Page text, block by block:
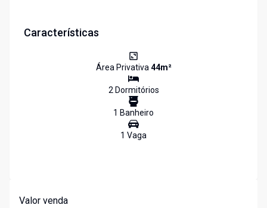
Características
Área Privativa44m²
2Dormitórios
1 Banheiro
1 Vaga
Valor venda